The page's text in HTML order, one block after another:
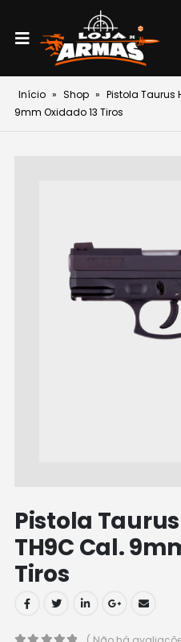
Início » Shop » Pistola Taurus
9mm Oxidado 13 Tiros
Pistola
TH9C Cal.
Tiros